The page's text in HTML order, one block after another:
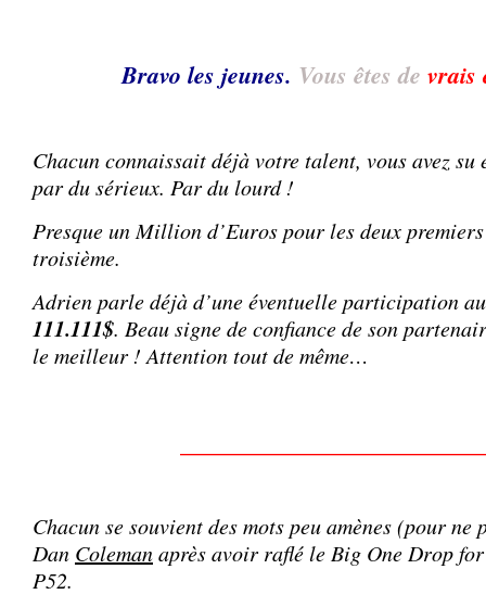
Bravo les jeunes. Vous êtes de vrais
Chacun connaissait déjà votre talent, vous avez
par du sérieux. Par du lourd !
Presque un Million d’Euros pour les deux
troisième.
Adrien parle déjà d’une éventuelle participation
111.111$. Beau signe de confiance de son
le meilleur ! Attention tout de même…
Chacun se souvient des mots peu amènes (pour ne
Dan Colemanaprès avoir raflé le Big One Drop
P52.